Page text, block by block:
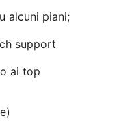
alcuni piani;
support
ai top